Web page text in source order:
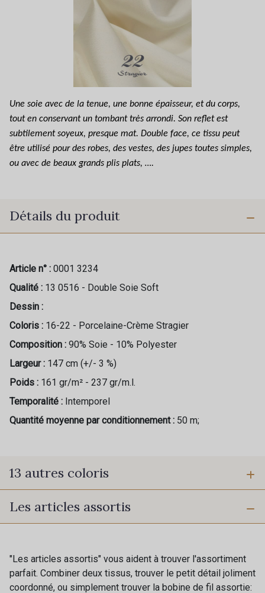
Une soie avec de la tenue, une bonne épaisseur, et du corps,
tout en conservant un tombant très arrondi. Son reflet est
subtilement soyeux, presque mat. Double face, ce tissu peut
être utilisé pour des robes, des vestes, des jupes toutes simples,
ou avec de beaux grands plis plats, ….
Détails du produit
Article n° : 0001 3234
Qualité : 13 0516 - Double Soie Soft
Dessin :
Coloris : 16-22 - Porcelaine-Crème Stragier
Composition : 90% Soie - 10% Polyester
Largeur : 147 cm (+/- 3 %)
Poids : 161 gr/m² - 237 gr/m.l.
Temporalité : Intemporel
Quantité moyenne par conditionnement : 50 m;
13 autres coloris
68-43 - Coquelicot-Fuchsia
Les articles assortis
"Les articles assortis" vous aident à trouver l'assortiment
parfait. Combiner deux tissus, trouver le petit détail joliment
coordonné, ou simplement trouver la bobine de fil assortie: